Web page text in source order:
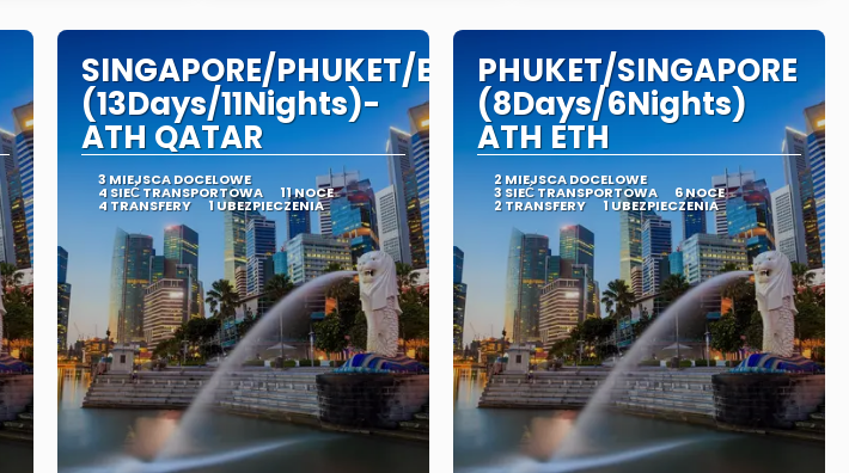
SINGAPORE/PHUKET/BANGKOK
(13Days/11Nights)-
ATH QATAR
3 MIEJSCA DOCELOWE
4 SIEĆ TRANSPORTOWA 11 NOCE
4 TRANSFERY 1 UBEZPIECZENIA
PHUKET/SINGAPORE
(8Days/6Nights)
ATH ETH
2 MIEJSCA DOCELOWE
3 SIEĆ TRANSPORTOWA 6 NOCE
2 TRANSFERY 1 UBEZPIECZENIA